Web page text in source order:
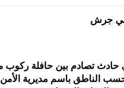
في جرش
20 آخرون في حادث تصادم بين
باسم مديرية الأمن